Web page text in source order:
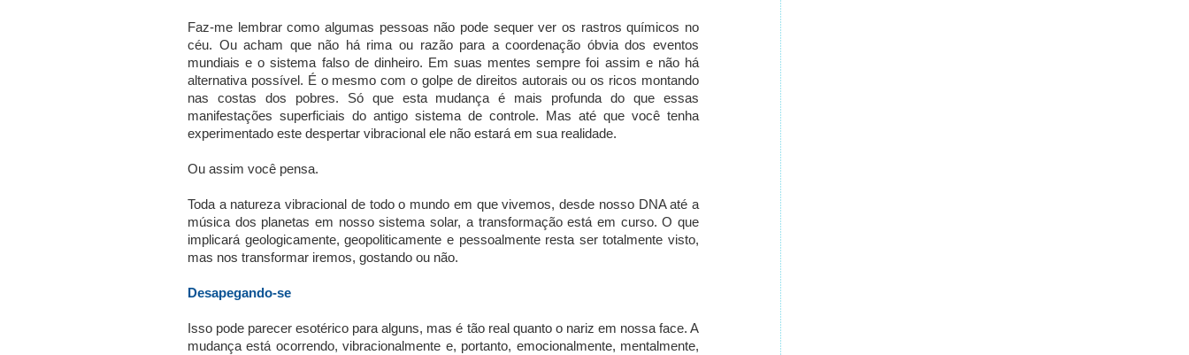
Faz-me lembrar como algumas pessoas não pode sequer ver os rastros químicos no
céu. Ou acham que não há rima ou razão para a coordenação óbvia dos eventos
mundiais e o sistema falso de dinheiro. Em suas mentes sempre foi assim e não há
alternativa possível. É o mesmo com o golpe de direitos autorais ou os ricos montando
nas costas dos pobres. Só que esta mudança é mais profunda do que essas
manifestações superficiais do antigo sistema de controle. Mas até que você tenha
experimentado este despertar vibracional ele não estará em sua realidade.
Ou assim você pensa.
Toda a natureza vibracional de todo o mundo em que vivemos, desde nosso DNA até a
música dos planetas em nosso sistema solar, a transformação está em curso. O que
implicará geologicamente, geopoliticamente e pessoalmente resta ser totalmente visto,
mas nos transformar iremos, gostando ou não.
Desapegando-se
Isso pode parecer esotérico para alguns, mas é tão real quanto o nariz em nossa face. A
mudança está ocorrendo, vibracionalmente e, portanto, emocionalmente, mentalmente,